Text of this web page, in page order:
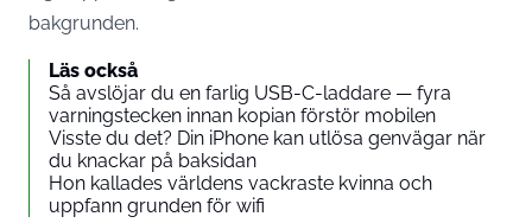
bakgrunden.
Läs också
Så avslöjar du en farlig USB-C-laddare — fyra
varningstecken innan kopian förstör mobilen
Visste du det? Din iPhone kan utlösa genvägar när
du knackar på baksidan
Hon kallades världens vackraste kvinna och
uppfann grunden för wifi